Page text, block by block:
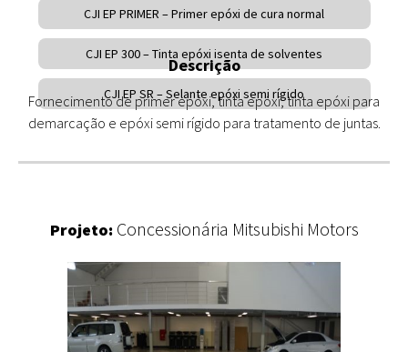
CJI EP PRIMER – Primer epóxi de cura normal
CJI EP 300 – Tinta epóxi isenta de solventes
CJI EP SR – Selante epóxi semi rígido
Descrição
Fornecimento de primer epóxi, tinta epóxi, tinta epóxi para
demarcação e epóxi semi rígido para tratamento de juntas.
Projeto: Concessionária Mitsubishi Motors